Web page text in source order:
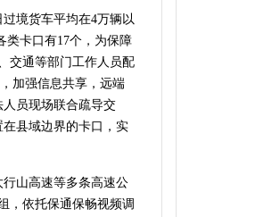
境货车平均在4万辆以
类卡口有17个，为保障
交通等部门工作人员配
加强信息共享，远端
员现场联合疏导交
县域边界的卡口，实
山高速等多条高速公
，依托保通保畅视频调